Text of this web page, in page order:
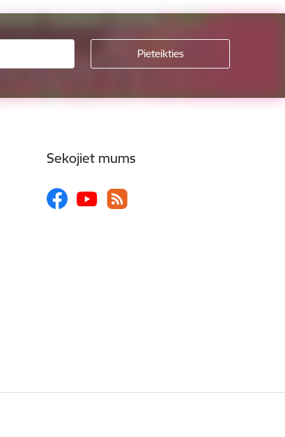
Sekojiet mums